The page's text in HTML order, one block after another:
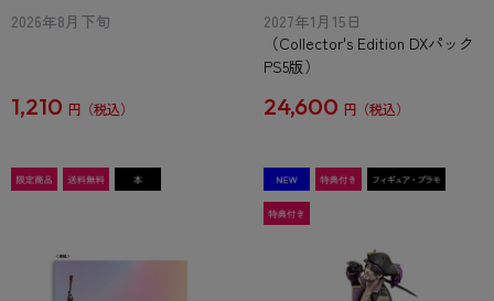
2026年8月下旬
1,210 円
2027年1月15日
（Collector's Edition DXパック
PS5版）
24,600 円